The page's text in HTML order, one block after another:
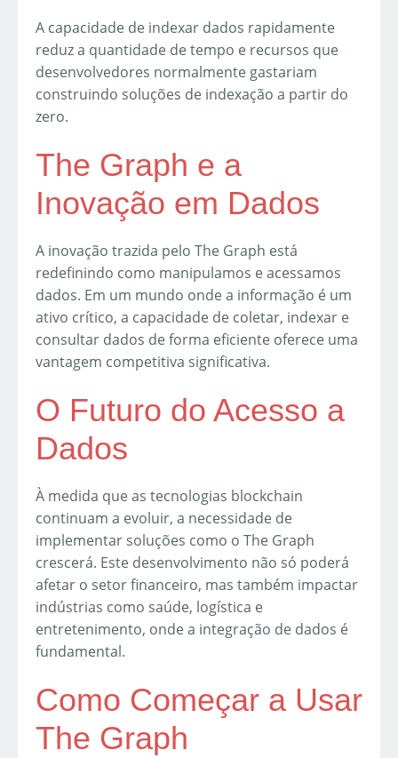
A capacidade de indexar dados rapidamente
reduz a quantidade de tempo e recursos que
desenvolvedores normalmente gastariam
construindo soluções de indexação a partir do
zero.
The Graph e a
Inovação em Dados
A inovação trazida pelo The Graph está
redefinindo como manipulamos e acessamos
dados. Em um mundo onde a informação é um
ativo crítico, a capacidade de coletar, indexar e
consultar dados de forma eficiente oferece uma
vantagem competitiva significativa.
O Futuro do Acesso a
Dados
À medida que as tecnologias blockchain
continuam a evoluir, a necessidade de
implementar soluções como o The Graph
crescerá. Este desenvolvimento não só poderá
afetar o setor financeiro, mas também impactar
indústrias como saúde, logística e
entretenimento, onde a integração de dados é
fundamental.
Como Começar a Usar
The Graph